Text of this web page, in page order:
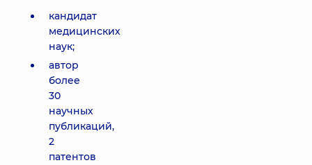
кандидат
медицинских
наук;
автор
более
30
научных
публикаций,
2
патентов